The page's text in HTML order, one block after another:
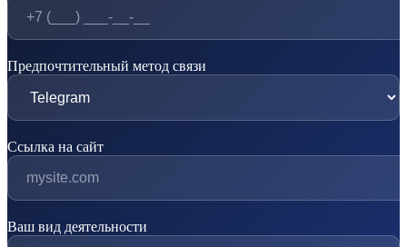
Предпочтительный метод связи
Ссылка на сайт
Ваш вид деятельности